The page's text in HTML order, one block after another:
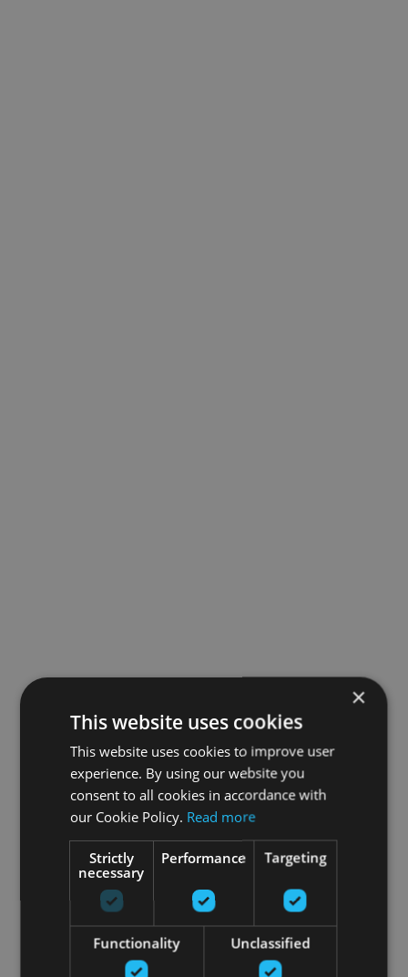
×
This website uses cookies
This website uses cookies to improve user
experience. By using our website you
consent to all cookies in accordance with
our Cookie Policy. Read more
Strictly
necessary
Performance Targeting
Functionality Unclassified